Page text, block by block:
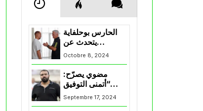
الحارس بوحلفاية
يتحدث عن
طموحاته مع
المنتخب و شباب
قسنطينة
Octobre 8, 2024
مضوي يصرّح:
“أتمنى التوفيق
لممثلي الكرة
الجزائرية في
Septembre 17, 2024